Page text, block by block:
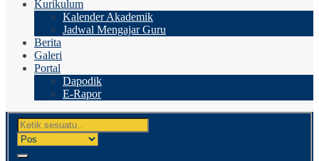
Kurikulum
Kalender Akademik
Jadwal Mengajar Guru
Berita
Galeri
Portal
Dapodik
E-Rapor